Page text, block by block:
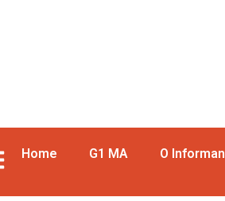
Home G1 MA O